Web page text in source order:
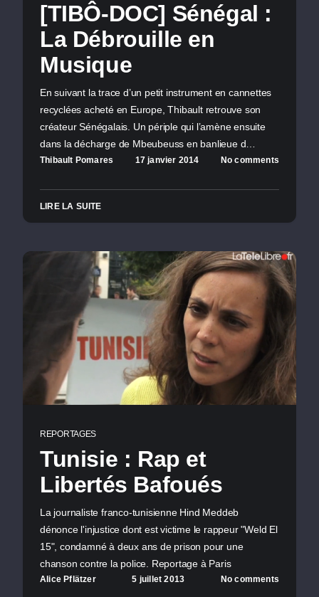
[TIBÔ-DOC] Sénégal :
La Débrouille en
Musique
En suivant la trace d’un petit instrument en cannettes
recyclées acheté en Europe, Thibault retrouve son
créateur Sénégalais. Un périple qui l’amène ensuite
dans la décharge de Mbeubeuss en banlieue d…
Thibault Pomares 17 janvier 2014 No comments
LIRE LA SUITE
REPORTAGES
Tunisie : Rap et
Libertés Bafoués
La journaliste franco-tunisienne Hind Meddeb
dénonce l'injustice dont est victime le rappeur "Weld El
15", condamné à deux ans de prison pour une
chanson contre la police. Reportage à Paris
Alice Pflätzer 5 juillet 2013 No comments